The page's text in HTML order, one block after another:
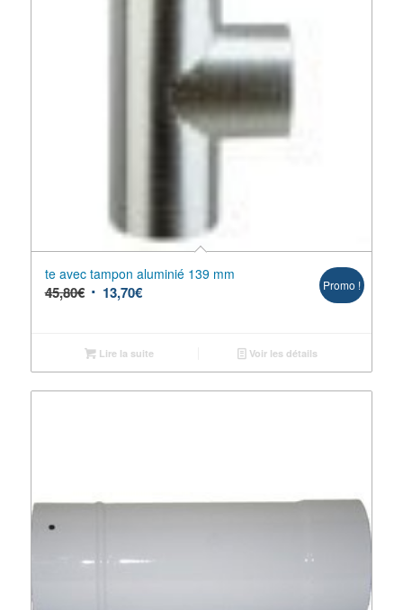
te avec tampon aluminié 139 mm
45,80€ 13,70€ Promo !
Lire la suite Voir les détails